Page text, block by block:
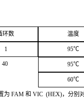
环数 温度
1 95℃
40 95℃
60℃
为 FAM 和 VIC (HEX)，分别